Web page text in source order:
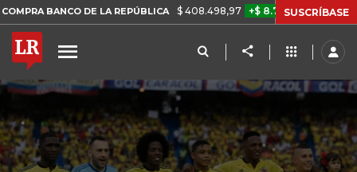
DE LA REPÚBLICA $ 408.498,97 +$ 8.753,81 +2,19% TASA DE
SUSCRÍBASE